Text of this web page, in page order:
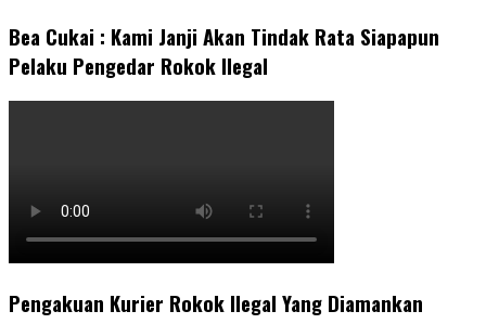
Bea Cukai : Kami Janji Akan Tindak Rata Siapapun
Pelaku Pengedar Rokok Ilegal
Pengakuan Kurier Rokok Ilegal Yang Diamankan